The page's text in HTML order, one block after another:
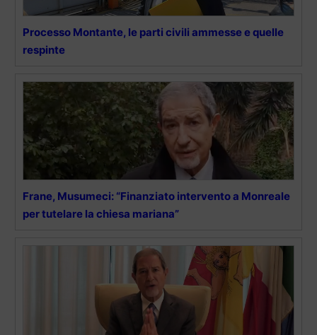
Processo Montante, le parti civili ammesse e quelle
respinte
Frane, Musumeci: “Finanziato intervento a Monreale
per tutelare la chiesa mariana”